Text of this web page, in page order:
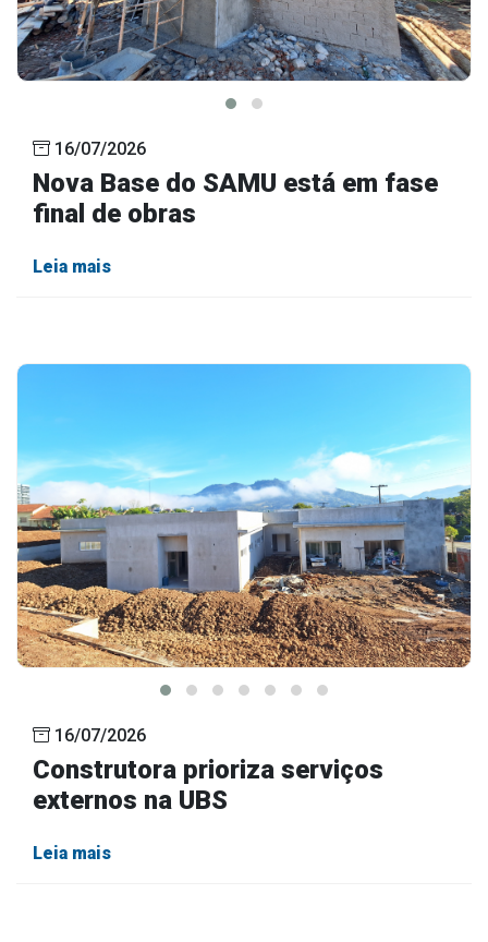
16/07/2026
Nova Base do SAMU está em fase
final de obras
Leia mais
16/07/2026
Construtora prioriza serviços
externos na UBS
Leia mais